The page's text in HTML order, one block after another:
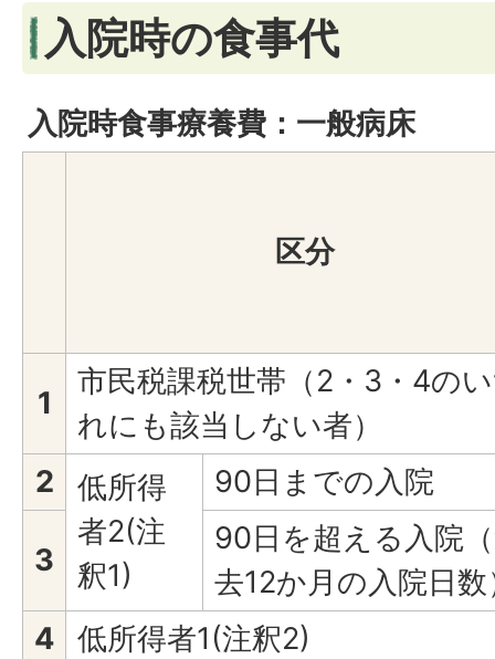
入院時の食事代
入院時食事療養費：一般病床
区分
1
市民税課税世帯（2・3・4の
れにも該当しない者）
2
低所得
者2(注
釈1)
90日までの入院
3
90日を超える入院
去12か月の入院日数
4
低所得者1(注釈2)